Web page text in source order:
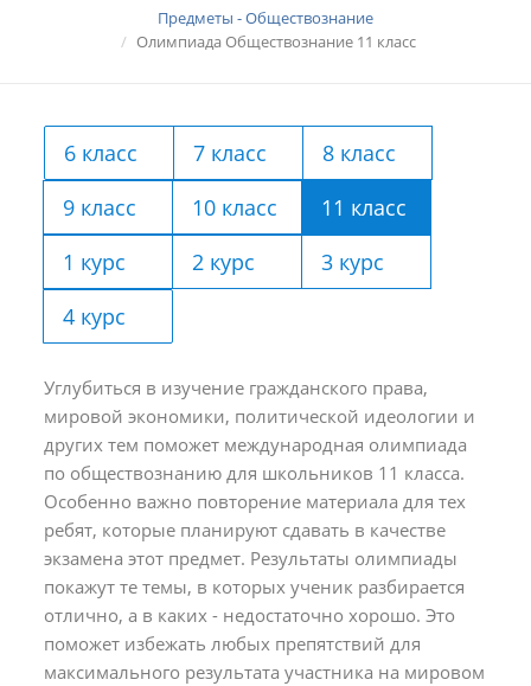
Предметы - Обществознание
Олимпиада Обществознание 11 класс
6 класс 7 класс
8 класс
9 класс
10 класс
11 класс
1 курс
2 курс
3 курс
4 курс
Углубиться в изучение гражданского права,
мировой экономики, политической идеологии и
других тем поможет международная олимпиада
по обществознанию для школьников 11 класса.
Особенно важно повторение материала для тех
ребят, которые планируют сдавать в качестве
экзамена этот предмет. Результаты олимпиады
покажут те темы, в которых ученик разбирается
отлично, а в каких - недостаточно хорошо. Это
поможет избежать любых препятствий для
максимального результата участника на мировом